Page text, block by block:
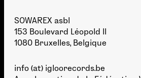
SOWAREX asbl
153 Boulevard Léopold II
1080 Bruxelles, Belgique
info (at) igloorecords.be